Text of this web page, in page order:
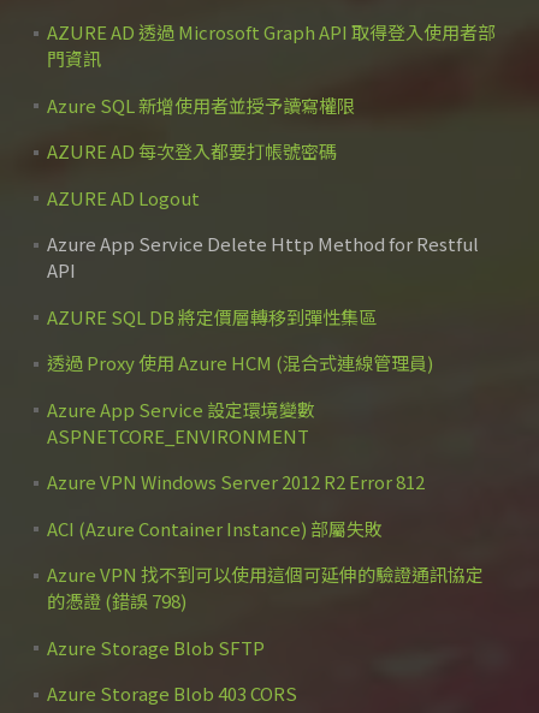
AZURE AD 透過 Microsoft Graph API 取得登入使用者部
門資訊
Azure SQL 新增使用者並授予讀寫權限
AZURE AD 每次登入都要打帳號密碼
AZURE AD Logout
Azure App Service Delete Http Method for Restful
API
AZURE SQL DB 將定價層轉移到彈性集區
透過 Proxy 使用 Azure HCM (混合式連線管理員)
Azure App Service 設定環境變數
ASPNETCORE_ENVIRONMENT
Azure VPN Windows Server 2012 R2 Error 812
ACI (Azure Container Instance) 部屬失敗
Azure VPN 找不到可以使用這個可延伸的驗證通訊協定
的憑證 (錯誤 798)
Azure Storage Blob SFTP
Azure Storage Blob 403 CORS